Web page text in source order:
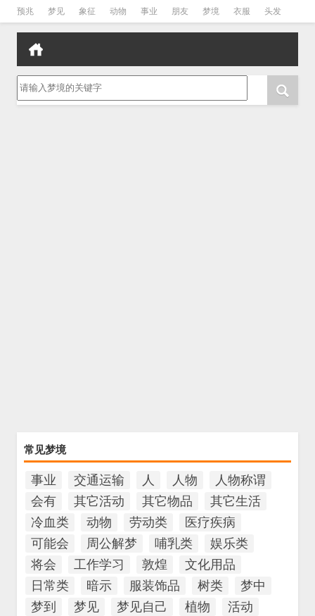
预兆 梦见 象征 动物 事业 朋友 梦境 衣服 头发
孕妇 孩子 吵架 房子
常见梦境
事业 交通运输 人 人物
人物称谓
会有
其它活动 其它物品
其它生活
冷血类
动物 劳动类
医疗疾病
可能会
周公解梦 哺乳类
娱乐类
将会
工作学习 敦煌
文化用品
日常类
暗示 服装饰品 树类
梦中
梦到
梦见 梦见自己 植物
活动